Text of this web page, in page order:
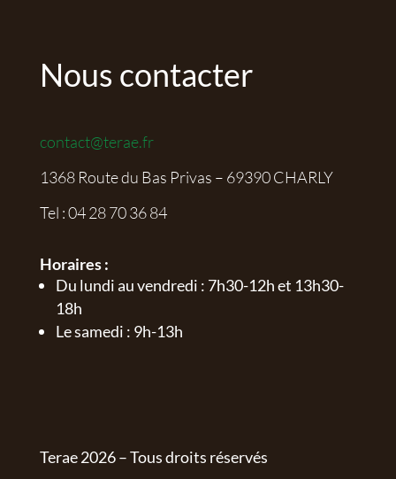
Nous contacter
contact@terae.fr
1368 Route du Bas Privas – 69390 CHARLY
Tel :04 28 70 36 84
Horaires :
Du lundi au vendredi : 7h30-12h et 13h30-
18h
Le samedi : 9h-13h
Terae2026– Tous droits réservés